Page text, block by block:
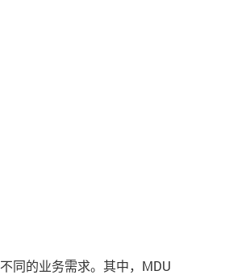
同的业务需求。其中，MDU